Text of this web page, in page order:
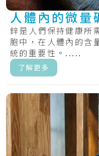
人體內的微量
鋅是人們保持健康所
胞中，在人體內的含
統的重要性。.....
了解更多